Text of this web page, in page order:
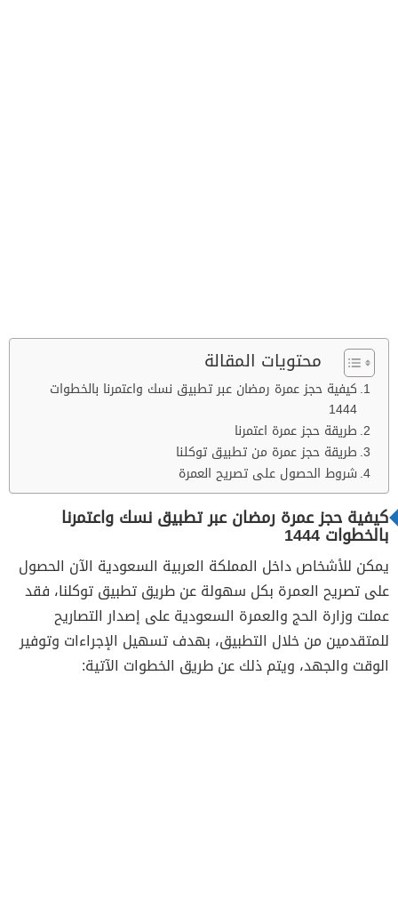
محتويات المقالة
كيفية حجز عمرة رمضان عبر تطبيق نسك واعتمرنا بالخطوات
1444
طريقة حجز عمرة اعتمرنا
طريقة حجز عمرة من تطبيق توكلنا
شروط الحصول على تصريح العمرة
كيفية حجز عمرة رمضان عبر تطبيق نسك واعتمرنا
بالخطوات 1444
يمكن للأشخاص داخل المملكة العربية السعودية الآن الحصول
على تصريح العمرة بكل سهولة عن طريق تطبيق توكلنا، فقد
عملت وزارة الحج والعمرة السعودية على إصدار التصاريح
للمتقدمين من خلال التطبيق، بهدف تسهيل الإجراءات وتوفير
الوقت والجهد، ويتم ذلك عن طريق الخطوات الآتية: